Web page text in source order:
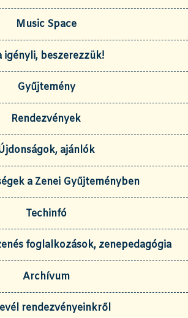
Music Space
igényli, beszerezzük!
Gyűjtemény
Rendezvények
ajánlók
a Zenei Gyűjteményben
Techinfó
foglalkozások, zenepedagógia
Archívum
rendezvényeinkről